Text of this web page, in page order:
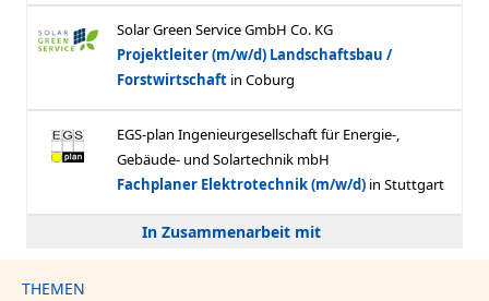
In Zusammenarbeit mit
THEMEN